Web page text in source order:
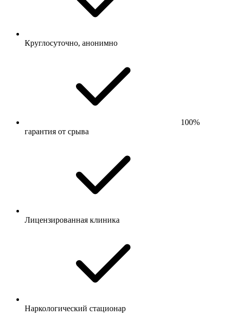
Круглосуточно, анонимно
100%
гарантия от срыва
Лицензированная клиника
Наркологический стационар